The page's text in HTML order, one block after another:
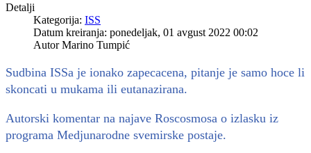
Detalji
Kategorija: ISS
Datum kreiranja: ponedeljak, 01 avgust 2022 00:02
AutorMarino Tumpić
Sudbina ISSa je ionako zapecacena, pitanje je samo hoce li
skoncati u mukama ili eutanazirana.
Autorski komentar na najave Roscosmosa o izlasku iz
programa Medjunarodne svemirske postaje.